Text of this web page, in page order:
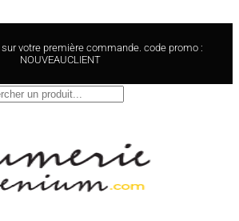
sur votre première commande. code promo :
NOUVEAUCLIENT